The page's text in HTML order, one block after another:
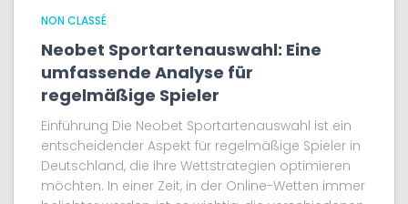
NON CLASSÉ
Neobet Sportartenauswahl: Eine
umfassende Analyse für
regelmäßige Spieler
Einführung Die Neobet Sportartenauswahl ist ein
entscheidender Aspekt für regelmäßige Spieler in
Deutschland, die ihre Wettstrategien optimieren
möchten. In einer Zeit, in der Online-Wetten immer